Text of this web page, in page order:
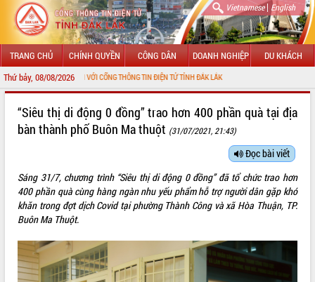
Vietnamese| English
TRANG CHỦ CHÍNH QUYỀN CÔNG DÂN DOANH NGHIỆP DU KHÁCH
Thứ bảy, 08/08/2026
ĐẾN VỚI CỔNG THÔNG TIN ĐIỆN TỬ TỈNH ĐẮK LẮK
LÃNH ĐẠO UBND TỈNH
SỞ, BAN, NGÀNH
UBND CÁC XÃ, PHƯỜNG
THÔNG TIN CHỈ ĐẠO ĐIỀU HÀNH
HỆ THỐNG VĂN BẢN
“Siêu thị di động 0 đồng” trao hơn 400 phần quà tại địa
bàn thành phố Buôn Ma thuột (31/07/2021, 21:43)
Đọc bài viết
Sáng 31/7, chương trình “Siêu thị di động 0 đồng” đã tổ chức trao hơn
400 phần quà cùng hàng ngàn nhu yếu phẩm hỗ trợ người dân gặp khó
khăn trong đợt dịch Covid tại phường Thành Công và xã Hòa Thuận, TP.
Buôn Ma Thuột.